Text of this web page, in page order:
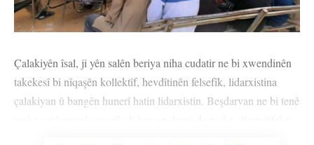
Çalakiyên îsal, ji yên salên beriya niha cudatir ne bi xwendinên
takekesî bi nîqaşên kollektîf, hevdîtinên felsefîk, lidarxistina
çalakiyan û bangên hunerî hatin lidarxistin. Beşdarvan ne bi tenê